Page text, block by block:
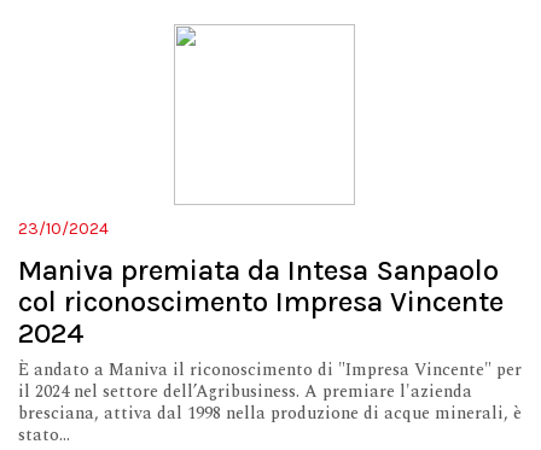
23/10/2024
Maniva premiata da Intesa Sanpaolo
col riconoscimento Impresa Vincente
2024
È andato a Maniva il riconoscimento di "Impresa Vincente" per
il 2024 nel settore dell’Agribusiness. A premiare l'azienda
bresciana, attiva dal 1998 nella produzione di acque minerali, è
stato...